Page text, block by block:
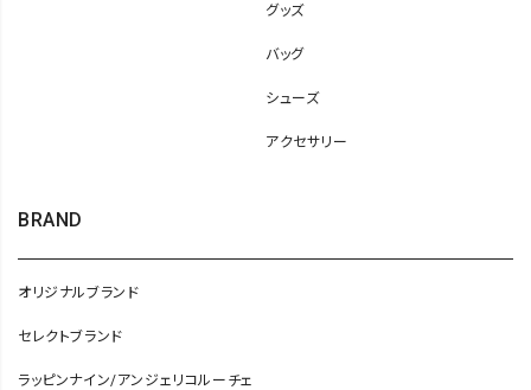
グッズ
バッグ
シューズ
アクセサリー
BRAND
オリジナルブランド
セレクトブランド
ラッピンナイン/アンジェリコルーチェ